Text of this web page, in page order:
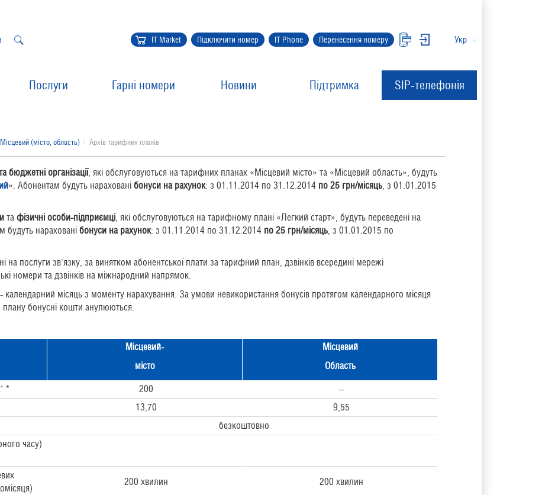
IT Market Підключити номер IT Phone Перенесення номеру Укр
Послуги Гарні номери Новини Підтримка SIP-телефонія
Місцевий (місто, область) Архів тарифних планів
бюджетні організації, які обслуговуються на тарифних планах «Місцевий місто» та «Місцевий область», будуть
». Абонентам будуть нараховані бонуси на рахунок: з 01.11.2014 по 31.12.2014 по 25 грн/місяць, з 01.01.2015
та фізичні особи-підприємці, які обслуговуються на тарифному плані «Легкий старт», будуть переведені на
будуть нараховані бонуси на рахунок: з 01.11.2014 по 31.12.2014 по 25 грн/місяць, з 01.01.2015 по
на послуги зв'язку, за винятком абонентської плати за тарифний план, дзвінків всередині мережі
номери та дзвінків на міжнародний напрямок.
календарний місяць з моменту нарахування. За умови невикористання бонусів протягом календарного місяця
бонусні кошти анулюються.
Місцевий-
місто
Місцевий
Область
* 200
--
13,70
9,55
безкоштовно
часу)
200 хвилин 200 хвилин